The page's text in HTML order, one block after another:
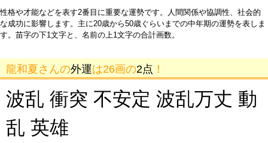
性格や才能などを表す2番目に重要な運勢です。人間関係や協調性、社会的
な成功に影響します。主に20歳から50歳ぐらいまでの中年期の運勢を表しま
す。苗字の下1文字と、名前の上1文字の合計画数。
龍和夏さんの外運は26画の2点 ！
波乱 衝突 不安定 波乱万丈 動
乱 英雄